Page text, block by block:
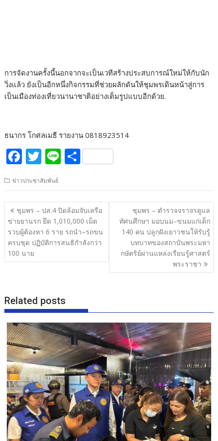
การจัดงานครั้งนี้นอกจากจะเป็นเวทีสร้างประสบการณ์ใหม่ให้กับนัก
วิ่งแล้ว ยังเป็นอีกหนึ่งกิจกรรมที่ช่วยผลักดันให้ชุมพรเดินหน้าสู่การ
เป็นเมืองท่องเที่ยวนานาชาติอย่างเต็มรูปแบบอีกด้วย.
ธนากร โกศลเมธี รายงาน 0818923514
F
e
b
o
o
k
T
itt
er
Li
e
S
ar
e
ข่าวประชาสัมพันธ์
แนะแนว
เรื่อง
ชุมพร – ปส.4 ปิดล้อมจับเครือ
ข่ายยานรก ยึด 1,010,000 เม็ด
รวบผู้ต้องหา 6 ราย รถนำ–รถขน
ครบชุด ปฏิบัติการสนธิกำลังกว่า
100 นาย
ชุมพร – ตำรวจจราจรดูแล
ทัศนศึกษา มอบนม–ขนมแก่เด็ก
140 คน ปลูกฝังเยาวชนให้รับรู้
บทบาทของสถาบันพระมหา
กษัตริย์ผ่านแหล่งเรียนรู้ศาสตร์
พระราชา
Related posts